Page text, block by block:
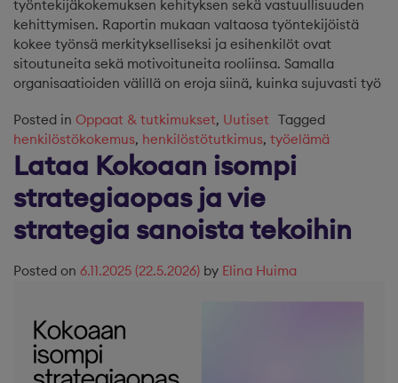
työntekijäkokemuksen kehityksen sekä vastuullisuuden
kehittymisen. Raportin mukaan valtaosa työntekijöistä
kokee työnsä merkitykselliseksi ja esihenkilöt ovat
sitoutuneita sekä motivoituneita rooliinsa. Samalla
organisaatioiden välillä on eroja siinä, kuinka sujuvasti työ
Posted in Oppaat & tutkimukset, Uutiset Tagged
henkilöstökokemus, henkilöstötutkimus, työelämä
Lataa Kokoaan isompi
strategiaopas ja vie
strategia sanoista tekoihin
Posted on 6.11.2025 (22.5.2026) by Elina Huima